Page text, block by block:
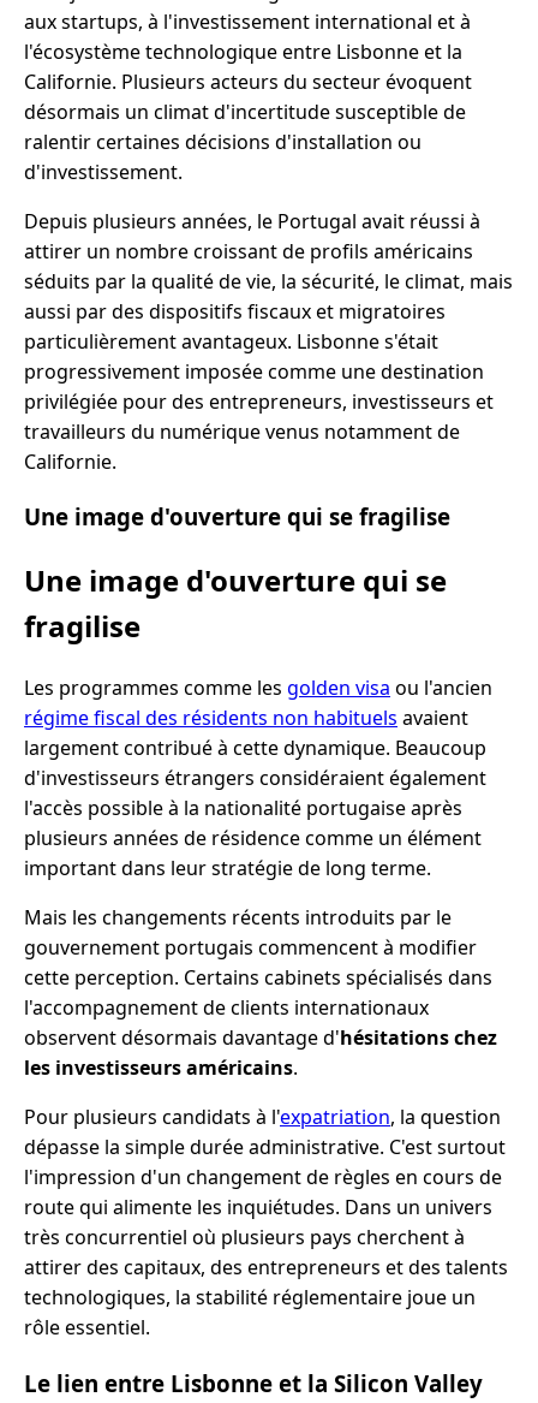
aux startups, à l'investissement international et à
l'écosystème technologique entre Lisbonne et la
Californie. Plusieurs acteurs du secteur évoquent
désormais un climat d'incertitude susceptible de
ralentir certaines décisions d'installation ou
d'investissement.
Depuis plusieurs années, le Portugal avait réussi à
attirer un nombre croissant de profils américains
séduits par la qualité de vie, la sécurité, le climat, mais
aussi par des dispositifs fiscaux et migratoires
particulièrement avantageux. Lisbonne s'était
progressivement imposée comme une destination
privilégiée pour des entrepreneurs, investisseurs et
travailleurs du numérique venus notamment de
Californie.
Une image d'ouverture qui se fragilise
Une image d'ouverture qui se
fragilise
Les programmes comme les golden visa ou l'ancien
régime fiscal des résidents non habituels avaient
largement contribué à cette dynamique. Beaucoup
d'investisseurs étrangers considéraient également
l'accès possible à la nationalité portugaise après
plusieurs années de résidence comme un élément
important dans leur stratégie de long terme.
Mais les changements récents introduits par le
gouvernement portugais commencent à modifier
cette perception. Certains cabinets spécialisés dans
l'accompagnement de clients internationaux
observent désormais davantage d'hésitations chez
les investisseurs américains.
Pour plusieurs candidats à l'expatriation, la question
dépasse la simple durée administrative. C'est surtout
l'impression d'un changement de règles en cours de
route qui alimente les inquiétudes. Dans un univers
très concurrentiel où plusieurs pays cherchent à
attirer des capitaux, des entrepreneurs et des talents
technologiques, la stabilité réglementaire joue un
rôle essentiel.
Le lien entre Lisbonne et la Silicon Valley